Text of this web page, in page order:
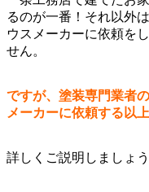
るのが一番！それ以外
ウスメーカーに依頼を
せん。
ですが、塗装専門業者
メーカーに依頼する以
詳しくご説明しましょう